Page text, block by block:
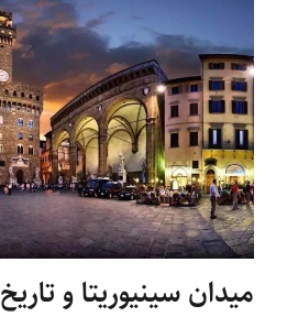
میدان سینیوریتا و تاریخ